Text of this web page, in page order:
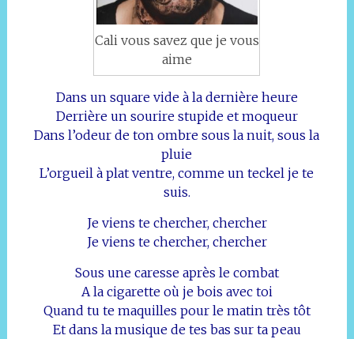
Cali vous savez que je vous
aime
Dans un square vide à la dernière heure
Derrière un sourire stupide et moqueur
Dans l’odeur de ton ombre sous la nuit, sous la
pluie
L’orgueil à plat ventre, comme un teckel je te
suis.
Je viens te chercher, chercher
Je viens te chercher, chercher
Sous une caresse après le combat
A la cigarette où je bois avec toi
Quand tu te maquilles pour le matin très tôt
Et dans la musique de tes bas sur ta peau